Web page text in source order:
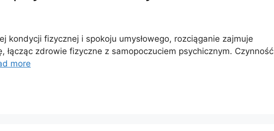
kondycji fizycznej i spokoju umysłowego, rozciąganie zajmuje
łącząc zdrowie fizyczne z samopoczuciem psychicznym. Czynność
more